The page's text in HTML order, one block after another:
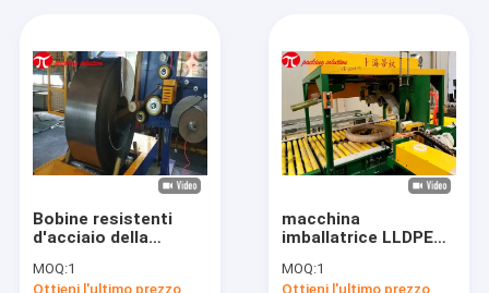
Bobine resistenti
d'acciaio della
imballatrice della
MOQ:1
Ottieni l'ultimo prezzo
macchina
imballatrice LLDPE
di 380V 50Hz che si
MOQ:1
Ottieni l'ultimo prezzo